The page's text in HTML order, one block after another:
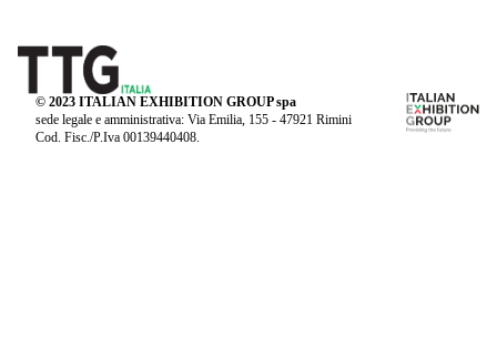
© 2023 ITALIAN EXHIBITION GROUP spa
sede legale e amministrativa: Via Emilia, 155 - 47921 Rimini
Cod. Fisc./P.Iva 00139440408.